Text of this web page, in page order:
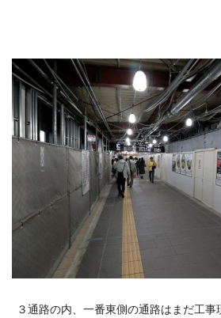
３通路の内、一番東側の通路はまだ工